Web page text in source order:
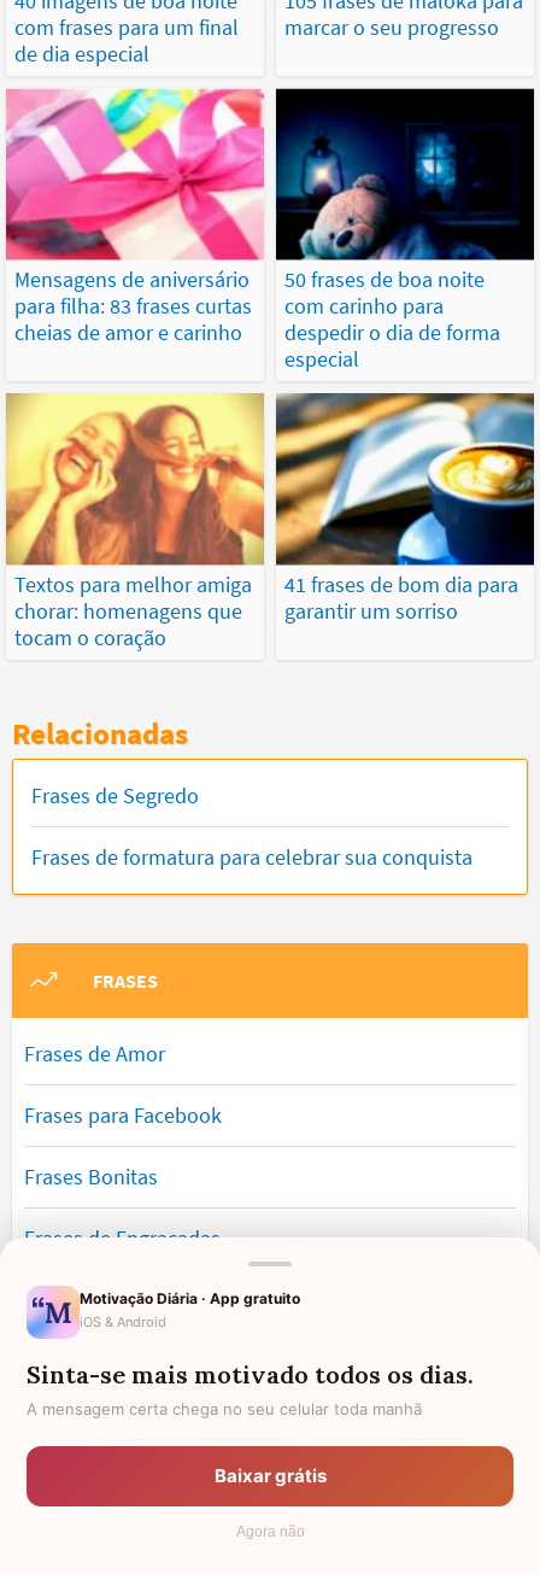
com frases para um final
de dia especial
marcar o seu progresso
Mensagens de aniversário
para filha: 83 frases curtas
cheias de amor e carinho
50 frases de boa noite
com carinho para
despedir o dia de forma
especial
Textos para melhor amiga
chorar: homenagens que
tocam o coração
41 frases de bom dia para
garantir um sorriso
Relacionadas
Frases de Segredo
Frases de formatura para celebrar sua conquista
FRASES
Frases de Amor
Frases para Facebook
Frases Bonitas
Frases de Engraçadas
Frases Românticas
Frases de Reflexão
Frases Lindas
Motivação Diária · App gratuito
iOS & Android
Sinta-se mais motivado todos os dias.
A mensagem certa chega no seu celular toda manhã
Baixar grátis
Agora não